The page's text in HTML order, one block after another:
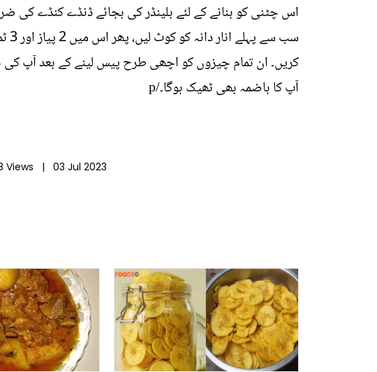
اس چٹنی کو بنانے کے لئے بلینڈر کی بجائے ڈنڈے کنڈے کی
کریں۔ ان تمام چیزوں کو اچھی طرح پیس لینے کے بعد آپ
آپ کا ہاضمہ بھی ٹھیک ہوگا۔/p
Views | 03 Jul 2023